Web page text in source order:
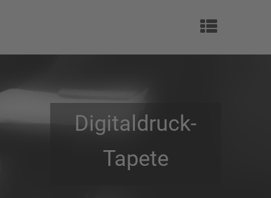
Digitaldruck-
Tapete